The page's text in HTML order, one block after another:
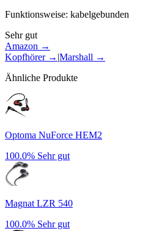
Funktionsweise: kabelgebunden
Sehr gut
Amazon →
Kopfhörer→ |Marshall →
Ähnliche Produkte
Optoma NuForce HEM2
100.0% Sehr gut
Magnat LZR 540
100.0% Sehr gut